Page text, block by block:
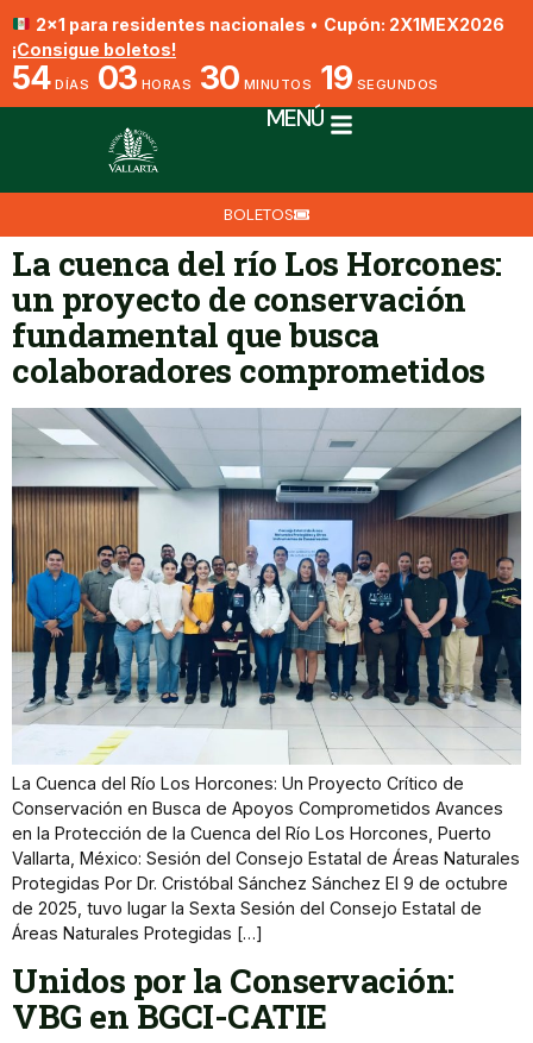
2x1 para residentes nacionales • Cupón: 2X1MEX2026
¡Consigue boletos!
54 DÍAS 03 HORAS 30 MINUTOS 18 SEGUNDOS
MENÚ
BOLETOS
La cuenca del río Los Horcones:
un proyecto de conservación
fundamental que busca
colaboradores comprometidos
La Cuenca del Río Los Horcones: Un Proyecto Crítico de
Conservación en Busca de Apoyos Comprometidos Avances
en la Protección de la Cuenca del Río Los Horcones, Puerto
Vallarta, México: Sesión del Consejo Estatal de Áreas Naturales
Protegidas Por Dr. Cristóbal Sánchez Sánchez El 9 de octubre
de 2025, tuvo lugar la Sexta Sesión del Consejo Estatal de
Áreas Naturales Protegidas […]
Unidos por la Conservación:
VBG en BGCI-CATIE